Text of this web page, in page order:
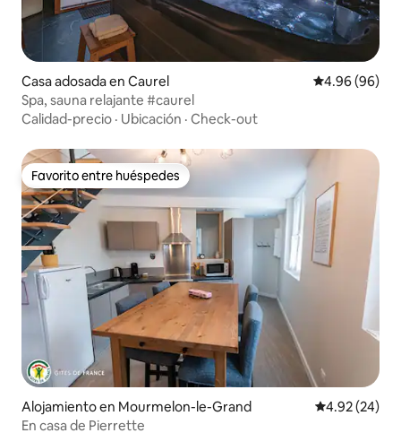
Casa adosada en Caurel Calificación
4.96 (96)
Spa, sauna relajante #caurel
Calidad-precio · Ubicación · Check-out
Favorito entre huéspedes
Favorito entre huéspedes
Alojamiento en Mourmelon-le-Grand Calificación
4.92 (24)
En casa de Pierrette